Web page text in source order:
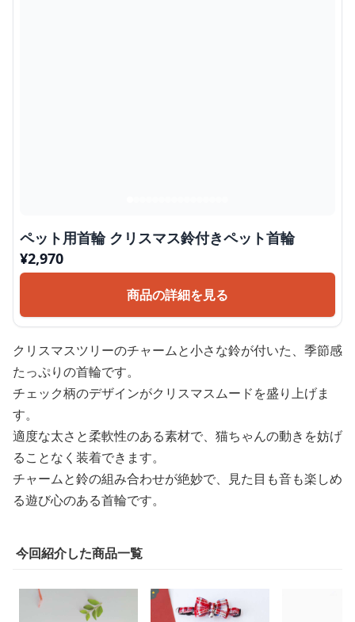
ペット用首輪 クリスマス鈴付きペット首輪
¥2,970
商品の詳細を見る
クリスマスツリーのチャームと小さな鈴が付いた、季節感
たっぷりの首輪です。
チェック柄のデザインがクリスマスムードを盛り上げま
す。
適度な太さと柔軟性のある素材で、猫ちゃんの動きを妨げ
ることなく装着できます。
チャームと鈴の組み合わせが絶妙で、見た目も音も楽しめ
る遊び心のある首輪です。
今回紹介した商品一覧